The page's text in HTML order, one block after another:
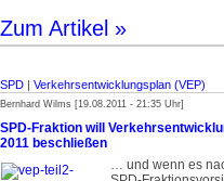
Zum Artikel »
SPD | Verkehrsentwicklungsplan (VEP)
Bernhard Wilms [19.08.2011 - 21:35 Uhr]
SPD-Fraktion will
2011 beschließen
… und wenn es